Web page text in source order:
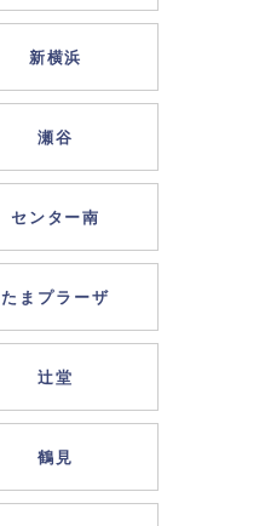
新横浜
瀬谷
センター南
たまプラーザ
辻堂
鶴見